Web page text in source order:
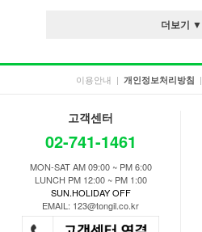
더보기 ▼
이용안내 | 개인정보처리방침 |
고객센터
02-741-1461
MON-SAT AM 09:00 ~ PM 6:00
LUNCH PM 12:00 ~ PM 1:00
SUN.HOLIDAY OFF
EMAIL: 123@tongil.co.kr